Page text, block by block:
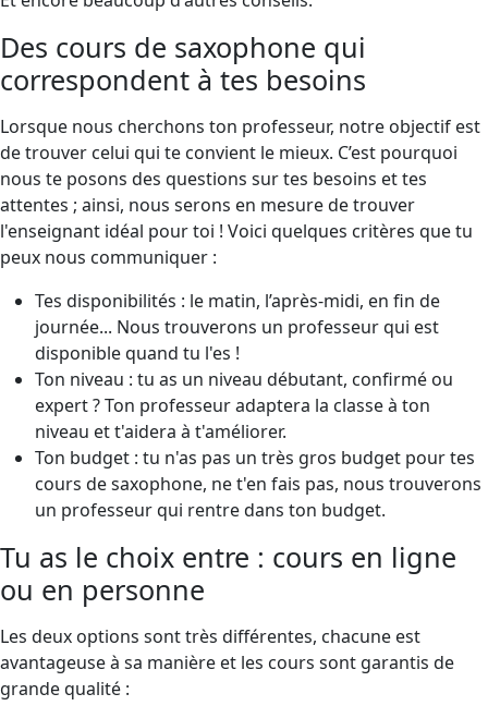
Des cours de saxophone qui
correspondent à tes besoins
Lorsque nous cherchons ton professeur, notre objectif est
de trouver celui qui te convient le mieux. C’est pourquoi
nous te posons des questions sur tes besoins et tes
attentes ; ainsi, nous serons en mesure de trouver
l'enseignant idéal pour toi ! Voici quelques critères que tu
peux nous communiquer :
Tes disponibilités : le matin, l’après-midi, en fin de
journée... Nous trouverons un professeur qui est
disponible quand tu l'es !
Ton niveau : tu as un niveau débutant, confirmé ou
expert ? Ton professeur adaptera la classe à ton
niveau et t'aidera à t'améliorer.
Ton budget : tu n'as pas un très gros budget pour tes
cours de saxophone, ne t'en fais pas, nous trouverons
un professeur qui rentre dans ton budget.
Tu as le choix entre : cours en ligne
ou en personne
Les deux options sont très différentes, chacune est
avantageuse à sa manière et les cours sont garantis de
grande qualité :